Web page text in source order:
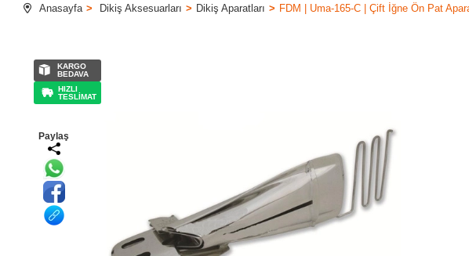
Anasayfa Dikiş Aksesuarları Dikiş Aparatları FDM | Uma-165-C | Çift İğne Ön Pat
KARGO
BEDAVA
HIZLI
TESLİMAT
Paylaş